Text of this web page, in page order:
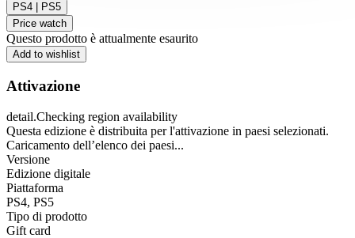
PS4 | PS5
Price watch
Questo prodotto è attualmente esaurito
Add to wishlist
Attivazione
detail.Checking region availability
Questa edizione è distribuita per l'attivazione in paesi selezionati.
Caricamento dell’elenco dei paesi...
Versione
Edizione digitale
Piattaforma
PS4, PS5
Tipo di prodotto
Gift card